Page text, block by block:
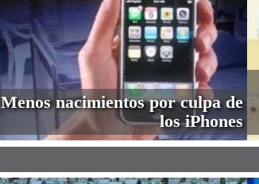
Menos nacimientos por culpa de
los iPhones